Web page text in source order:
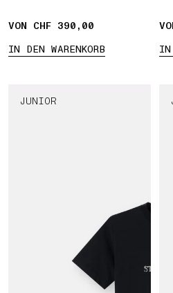
VON CHF 390,00
IN DEN WARENKORB
IN
JUNIOR